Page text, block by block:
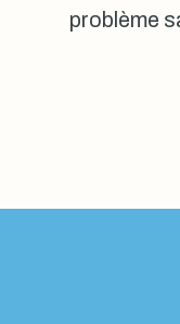
problème